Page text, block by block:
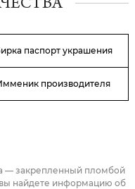
паспорт украшения
производителя
— закрепленный пломбой
найдете информацию об